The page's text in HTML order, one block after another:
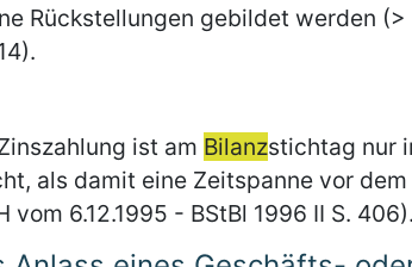
Rückstellungen gebildet werden (>
ist am Bilanzstichtag nur
als damit eine Zeitspanne vor dem
6.12.1995 - BStBl 1996 II S. 406).